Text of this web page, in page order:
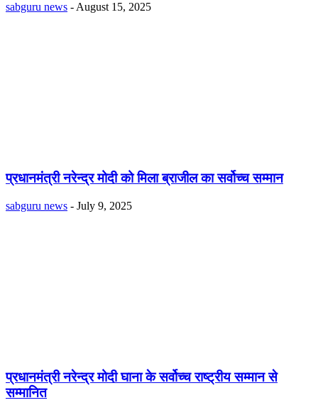
sabguru news - August 15, 2025
प्रधानमंत्री नरेन्द्र मोदी को मिला ब्राजील का सर्वोच्च सम्मान
sabguru news - July 9, 2025
प्रधानमंत्री नरेन्द्र मोदी घाना के सर्वोच्च राष्ट्रीय सम्मान से
सम्मानित